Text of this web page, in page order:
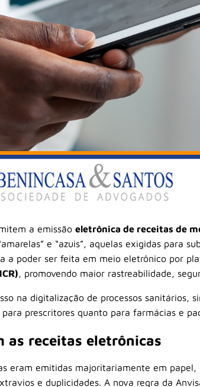
a emissão eletrônica de receitas de
e “azuis”, aquelas exigidas para
a poder ser feita em meio eletrônico por
, promovendo maior rastreabilidade,
na digitalização de processos sanitários,
prescritores quanto para farmácias e
as receitas eletrônicas
eram emitidas majoritariamente em
e duplicidades. A nova regra da